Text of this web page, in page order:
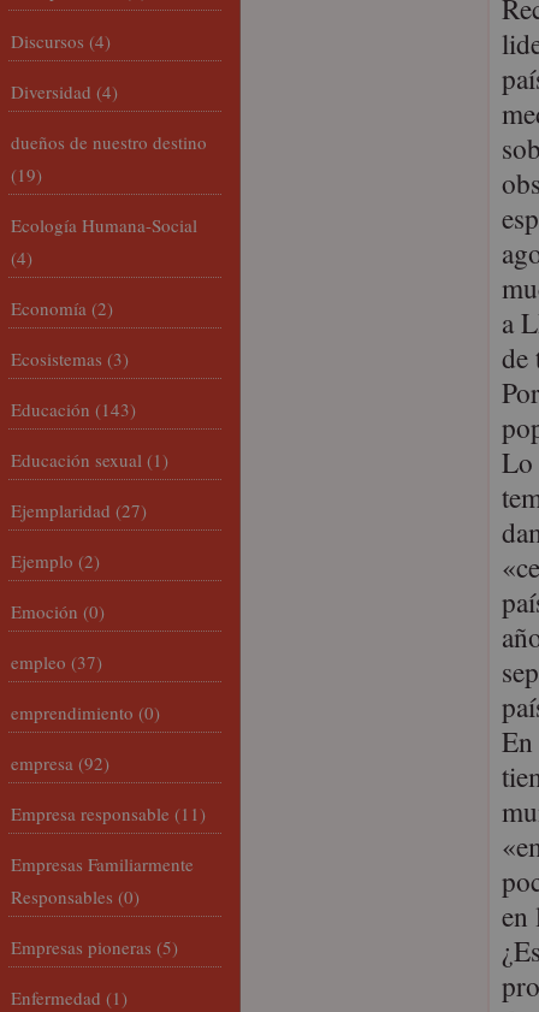
a
de
Lo
en
Discursos (4)
Diversidad (4)
dueños de nuestro destino
(19)
Ecología Humana-Social
(4)
Economía (2)
Ecosistemas (3)
Educación (143)
Educación sexual (1)
Ejemplaridad (27)
Ejemplo (2)
Emoción (0)
empleo (37)
emprendimiento (0)
empresa (92)
Empresa responsable (11)
Empresas Familiarmente
Responsables (0)
Empresas pioneras (5)
Enfermedad (1)